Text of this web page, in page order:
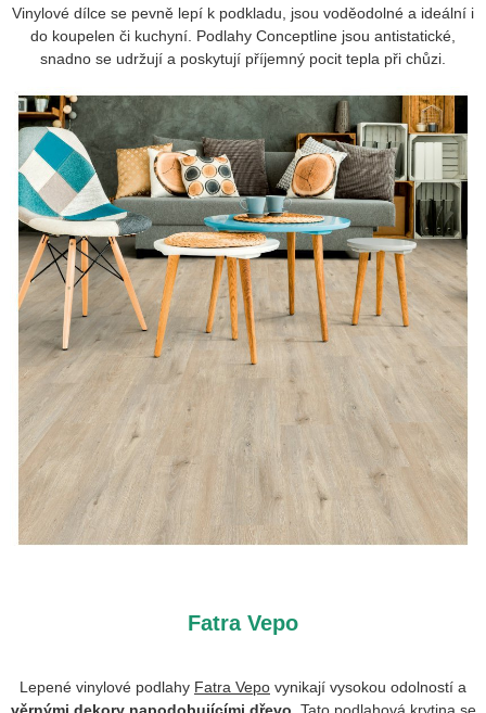
Vinylové dílce se pevně lepí k podkladu, jsou voděodolné a ideální i
do koupelen či kuchyní. Podlahy Conceptline jsou antistatické,
snadno se udržují a poskytují příjemný pocit tepla při chůzi.
Fatra Vepo
Lepené vinylové podlahy Fatra Vepo vynikají vysokou odolností a